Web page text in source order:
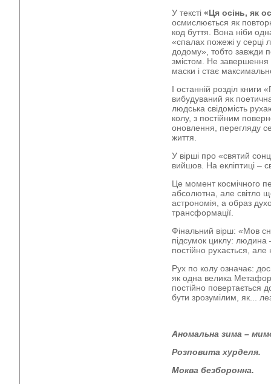
У тексті «Ця осінь, як
осмислюється як
код буття. Вона ніби
«спалах пожежі у серці
додому», тобто завжди
змістом. Не завершення
маски і стає
І останній розділ
вибудуваний як
людська свідомість
колу, з постійним
оновлення, перегляду
життя.
У вірші про «святий
вийшов. На екліптиці –
Це момент космічного
абсолютна, але світло
астрономія, а образ
трансформації.
Фінальний вірш: «Мов
підсумок циклу: людина
постійно рухається,
Рух по колу означає:
як одна велика
постійно повертається
бути зрозумілим, як...
Аномальна зима –
Розповита хурделя.
Моква безборонна.